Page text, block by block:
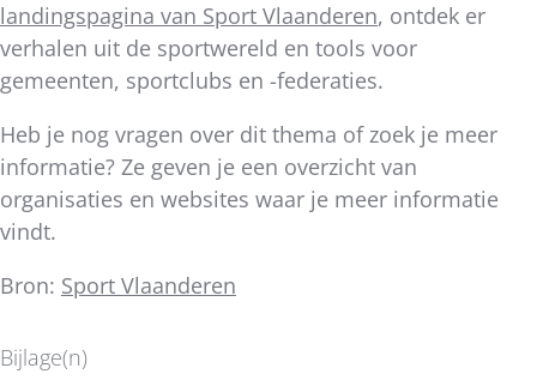
landingspagina van Sport Vlaanderen, ontdek er
verhalen uit de sportwereld en tools voor
gemeenten, sportclubs en -federaties.
Heb je nog vragen over dit thema of zoek je meer
informatie? Ze geven je een overzicht van
organisaties en websites waar je meer informatie
vindt.
Bron: Sport Vlaanderen
Deel
Bijlage(n)